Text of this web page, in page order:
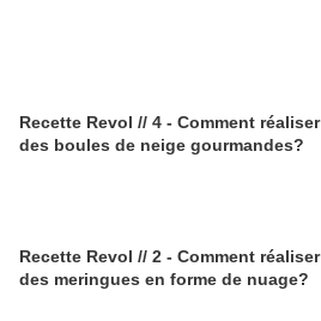
Recette Revol // 4 - Comment réaliser
des boules de neige gourmandes?
Recette Revol // 2 - Comment réaliser
des meringues en forme de nuage?